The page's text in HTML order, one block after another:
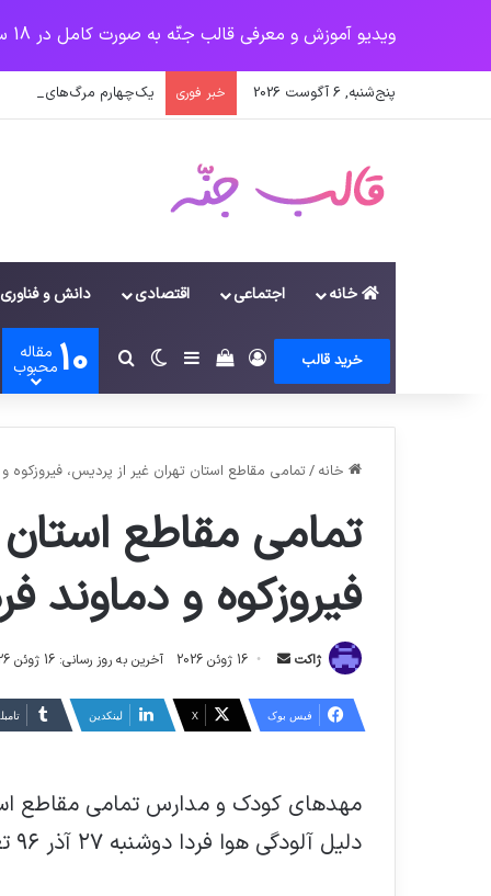
ویدیو آموزش و معرفی قالب جنّه به صورت کامل در 18 سرفصل
پنج‌شنبه, 6 آگوست 2026 خبر فوری یک‌چهارم مرگ‌های روزانه
خانه اجتماعی اقتصادی دانش و فناوری
خرید قالب وروددیدن سبد خرید
سایدبارتغییر پوسته
جستجو برای
10 مقاله
محبوب
خانه / تمامی مقاطع استان تهران غیر از پردیس، فیروزکوه
تمامی مقاطع استان
فیروزکوه و دماوند
ژاکت
ارسال 16 ژوئن 2026 آخرین به روز رسانی: 16 ژوئن 2026
فیس بوک X لینکدین
مهدهای کودک و مدارس تمامی مقاطع
دلیل آلودگی هوا فردا دوشنبه ۲۷ آذر ۹۶ تعطیل شد